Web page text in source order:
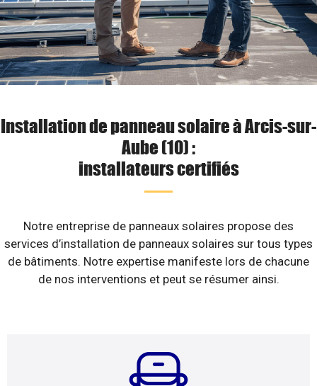
Installation de panneau solaire à Arcis-sur-
Aube (10) :
installateurs certifiés
Notre entreprise de panneaux solaires propose des
services d’installation de panneaux solaires sur tous types
de bâtiments. Notre expertise manifeste lors de chacune
de nos interventions et peut se résumer ainsi.